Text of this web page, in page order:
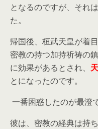
となるのですが、それは
た。
帰国後、桓武天皇が着
密教の持つ加持祈祷の
に効果があるとされ、
とになったのです。
一番困惑したのが最澄
彼は、密教の経典は持